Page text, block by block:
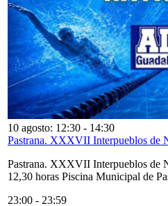
10 agosto: 12:30 - 14:30
Pastrana. XXXVII Interpueblos de
Pastrana. XXXVII Interpueblos de
12,30 horas Piscina Municipal de
23:00 - 23:59